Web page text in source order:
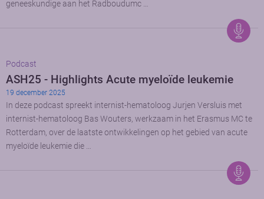
geneeskundige aan het Radboudumc …
Podcast
ASH25 - Highlights Acute myeloïde leukemie
19 december 2025
In deze podcast spreekt internist-hematoloog Jurjen Versluis met
internist-hematoloog Bas Wouters, werkzaam in het Erasmus MC te
Rotterdam, over de laatste ontwikkelingen op het gebied van acute
myeloïde leukemie die …